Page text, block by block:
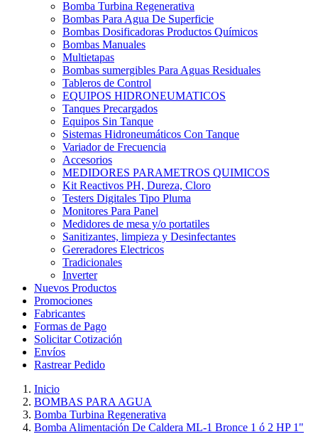
Bomba Turbina Regenerativa
Bombas Para Agua De Superficie
Bombas Dosificadoras Productos Químicos
Bombas Manuales
Multietapas
Bombas sumergibles Para Aguas Residuales
Tableros de Control
EQUIPOS HIDRONEUMATICOS
Tanques Precargados
Equipos Sin Tanque
Sistemas Hidroneumáticos Con Tanque
Variador de Frecuencia
Accesorios
MEDIDORES PARAMETROS QUIMICOS
Kit Reactivos PH, Dureza, Cloro
Testers Digitales Tipo Pluma
Monitores Para Panel
Medidores de mesa y/o portatiles
Sanitizantes, limpieza y Desinfectantes
Gereradores Electricos
Tradicionales
Inverter
Nuevos Productos
Promociones
Fabricantes
Formas de Pago
Solicitar Cotización
Envíos
Rastrear Pedido
Inicio
BOMBAS PARA AGUA
Bomba Turbina Regenerativa
Bomba Alimentación De Caldera ML-1 Bronce 1 ó 2 HP 1"